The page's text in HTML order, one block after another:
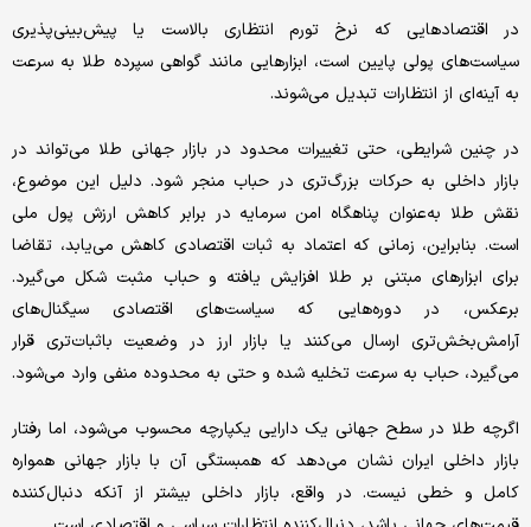
در اقتصادهایی که نرخ تورم انتظاری بالاست یا پیش‌بینی‌پذیری
سیاست‌های پولی پایین است، ابزارهایی مانند گواهی سپرده طلا به سرعت
به آینه‌ای از انتظارات تبدیل می‌شوند.
در چنین شرایطی، حتی تغییرات محدود در بازار جهانی طلا می‌تواند در
بازار داخلی به حرکات بزرگ‌تری در حباب منجر شود. دلیل این موضوع،
نقش طلا به‌عنوان پناهگاه امن سرمایه در برابر کاهش ارزش پول ملی
است. بنابراین، زمانی که اعتماد به ثبات اقتصادی کاهش می‌یابد، تقاضا
برای ابزارهای مبتنی بر طلا افزایش یافته و حباب مثبت شکل می‌گیرد.
برعکس، در دوره‌هایی که سیاست‌های اقتصادی سیگنال‌های
آرامش‌بخش‌تری ارسال می‌کنند یا بازار ارز در وضعیت باثبات‌تری قرار
می‌گیرد، حباب به سرعت تخلیه شده و حتی به محدوده منفی وارد می‌شود.
اگرچه طلا در سطح جهانی یک دارایی یکپارچه محسوب می‌شود، اما رفتار
بازار داخلی ایران نشان می‌دهد که همبستگی آن با بازار جهانی همواره
کامل و خطی نیست. در واقع، بازار داخلی بیشتر از آنکه دنبال‌کننده